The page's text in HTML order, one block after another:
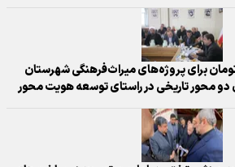
میلیارد تومان برای پروژه‌های میراث‌فرهنگی شهرستان
دو محور تاریخی در راستای توسعه هویت محور